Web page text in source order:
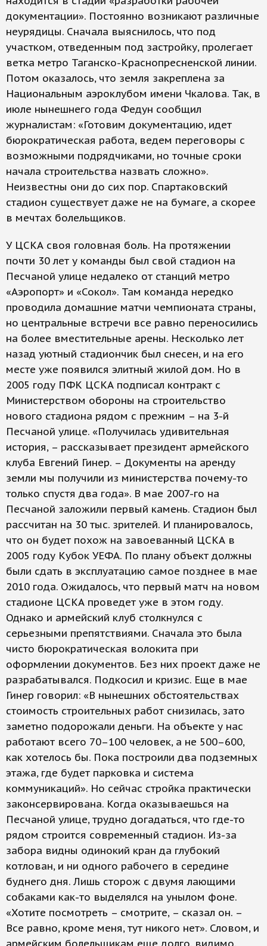
документации». Постоянно возникают различные
неурядицы. Сначала выяснилось, что под
участком, отведенным под застройку, пролегает
ветка метро Таганско-Краснопресненской линии.
Потом оказалось, что земля закреплена за
Национальным аэроклубом имени Чкалова. Так, в
июле нынешнего года Федун сообщил
журналистам: «Готовим документацию, идет
бюрократическая работа, ведем переговоры с
возможными подрядчиками, но точные сроки
начала строительства назвать сложно».
Неизвестны они до сих пор. Спартаковский
стадион существует даже не на бумаге, а скорее
в мечтах болельщиков.
У ЦСКА своя головная боль. На протяжении
почти 30 лет у команды был свой стадион на
Песчаной улице недалеко от станций метро
«Аэропорт» и «Сокол». Там команда нередко
проводила домашние матчи чемпионата страны,
но центральные встречи все равно переносились
на более вместительные арены. Несколько лет
назад уютный стадиончик был снесен, и на его
месте уже появился элитный жилой дом. Но в
2005 году ПФК ЦСКА подписал контракт с
Министерством обороны на строительство
нового стадиона рядом с прежним – на 3-й
Песчаной улице. «Получилась удивительная
история, – рассказывает президент армейского
клуба Евгений Гинер. – Документы на аренду
земли мы получили из министерства почему-то
только спустя два года». В мае 2007-го на
Песчаной заложили первый камень. Стадион был
рассчитан на 30 тыс. зрителей. И планировалось,
что он будет похож на завоеванный ЦСКА в
2005 году Кубок УЕФА. По плану объект должны
были сдать в эксплуатацию самое позднее в мае
2010 года. Ожидалось, что первый матч на новом
стадионе ЦСКА проведет уже в этом году.
Однако и армейский клуб столкнулся с
серьезными препятствиями. Сначала это была
чисто бюрократическая волокита при
оформлении документов. Без них проект даже не
разрабатывался. Подкосил и кризис. Еще в мае
Гинер говорил: «В нынешних обстоятельствах
стоимость строительных работ снизилась, зато
заметно подорожали деньги. На объекте у нас
работают всего 70–100 человек, а не 500–600,
как хотелось бы. Пока построили два подземных
этажа, где будет парковка и система
коммуникаций». Но сейчас стройка практически
законсервирована. Когда оказываешься на
Песчаной улице, трудно догадаться, что где-то
рядом строится современный стадион. Из-за
забора видны одинокий кран да глубокий
котлован, и ни одного рабочего в середине
буднего дня. Лишь сторож с двумя лающими
собаками как-то выделялся на унылом фоне.
«Хотите посмотреть – смотрите, – сказал он. –
Все равно, кроме меня, тут никого нет». Словом, и